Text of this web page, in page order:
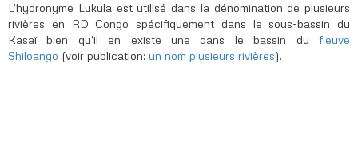
L’hydronyme Lukula est utilisé dans la dénomination de plusieurs
rivières en RD Congo spécifiquement dans le sous-bassin du
Kasaï bien qu’il en existe une dans le bassin du fleuve
Shiloango (voir publication: un nom plusieurs rivières).